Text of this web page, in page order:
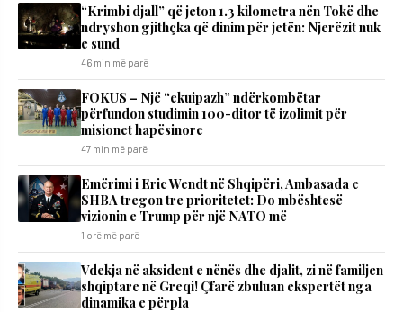
“Krimbi djall” që jeton 1.3 kilometra nën Tokë dhe
ndryshon gjithçka që dinim për jetën: Njerëzit nuk
e sund
46 min më parë
FOKUS – Një “ekuipazh” ndërkombëtar
përfundon studimin 100-ditor të izolimit për
misionet hapësinore
47 min më parë
Emërimi i Eric Wendt në Shqipëri, Ambasada e
SHBA tregon tre prioritetet: Do mbështesë
vizionin e Trump për një NATO më
1 orë më parë
Vdekja në aksident e nënës dhe djalit, zi në familjen
shqiptare në Greqi! Çfarë zbuluan ekspertët nga
dinamika e përpla